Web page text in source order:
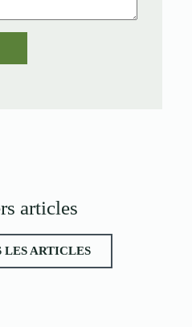
articles
LES ARTICLES